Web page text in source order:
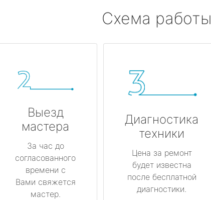
Схема работы
Выезд
мастера
За час до
согласованного
времени с
Вами свяжется
мастер.
Диагностика
техники
Цена за ремонт
будет известна
после бесплатной
диагностики.